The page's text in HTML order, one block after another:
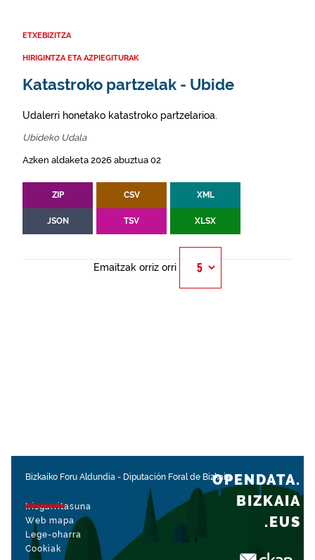
ETXEBIZITZA
HIRIGINTZA ETA AZPIEGITURAK
Katastroko partzelak - Ubide
Udalerri honetako katastroko partzelarioa.
Ubideko Udala
Azken aldaketa 2026 abuztua 02
ZIP CSV XML
JSON TSV XLSX
Emaitzak orriz orri
Bizkaiko Foru Aldundia - Diputación Foral de Bizkaia
Irisgarritasuna
Web mapa
Lege-oharra
Cookiak
OPENDATA.
BIZKAIA
.EUS